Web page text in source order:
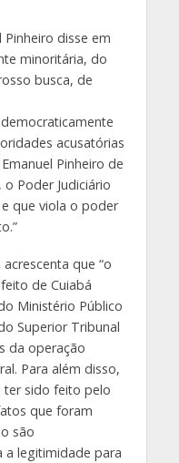
disse em
minoritária, do
busca, de
acusatórias
Pinheiro de
Poder Judiciário
que viola o poder
que “o
de Cuiabá
Ministério Público
Superior Tribunal
da operação
Para além disso,
sido feito pelo
que foram
são
a legitimidade para